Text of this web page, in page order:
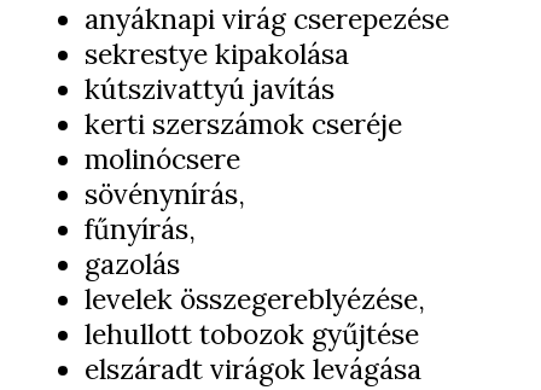
anyáknapi virág cserepezése
sekrestye kipakolása
kútszivattyú javítás
kerti szerszámok cseréje
molinócsere
sövénynírás,
fűnyírás,
gazolás
levelek összegereblyézése,
lehullott tobozok gyűjtése
elszáradt virágok levágása